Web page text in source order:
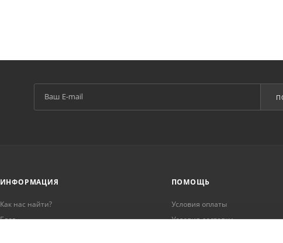
ИНФОРМАЦИЯ
Как нас найти?
Блог
ПОМОЩЬ
Условия оплаты
Условия доставки